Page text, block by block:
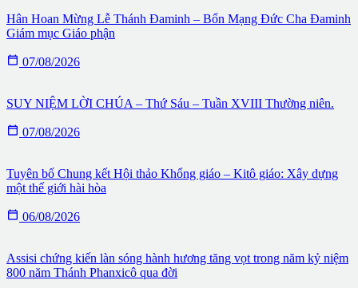
Hân Hoan Mừng Lễ Thánh Đaminh – Bổn Mạng Đức Cha Đaminh
Giám mục Giáo phận
 07/08/2026
SUY NIỆM LỜI CHÚA – Thứ Sáu – Tuần XVIII Thường niên.
 07/08/2026
Tuyên bố Chung kết Hội thảo Khổng giáo – Kitô giáo: Xây dựng
một thế giới hài hòa
 06/08/2026
Assisi chứng kiến làn sóng hành hương tăng vọt trong năm kỷ niệm
800 năm Thánh Phanxicô qua đời